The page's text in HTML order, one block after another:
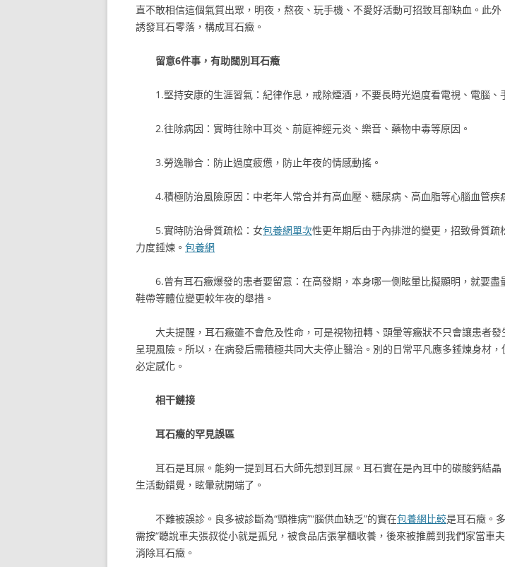
直不敢相信這個氣質出眾，明夜，熬夜、玩手機、不愛好活動可招致耳部缺血。此
誘發耳石零落，構成耳石癥。
留意6件事，有助闊別耳石癥
1.堅持安康的生涯習氣：紀律作息，戒除煙酒，不要長時光過度看電視、電腦、
2.往除病因：實時往除中耳炎、前庭神經元炎、樂音、藥物中毒等原因。
3.勞逸聯合：防止過度疲憊，防止年夜的情感動搖。
4.積極防治風險原因：中老年人常合并有高血壓、糖尿病、高血脂等心腦血管
5.實時防治骨質疏松：女包養網單次性更年期后由于內排泄的變更，招致骨質
力度錘煉。 包養網
6.曾有耳石癥爆發的患者要留意：在高發期，本身哪一側眩暈比擬顯明，就要
鞋帶等體位變更較年夜的舉措。
大夫提醒，耳石癥雖不會危及性命，可是視物扭轉、頭暈等癥狀不只會讓患者
呈現風險。所以，在病發后需積極共同大夫停止醫治。別的日常平凡應多錘煉身材，
必定感化。
相干鏈接
耳石癥的罕見誤區
耳石是耳屎。能夠一提到耳石大師先想到耳屎。耳石實在是內耳中的碳酸鈣結
生活動錯覺，眩暈就開端了。
不難被誤診。良多被診斷為“頸椎病”“腦供血缺乏”的實在包養網比較是耳石癥。
需按“聽說車夫張叔從小就是孤兒，被食品店張掌櫃收養，後來被推薦到我們家當
消除耳石癥。